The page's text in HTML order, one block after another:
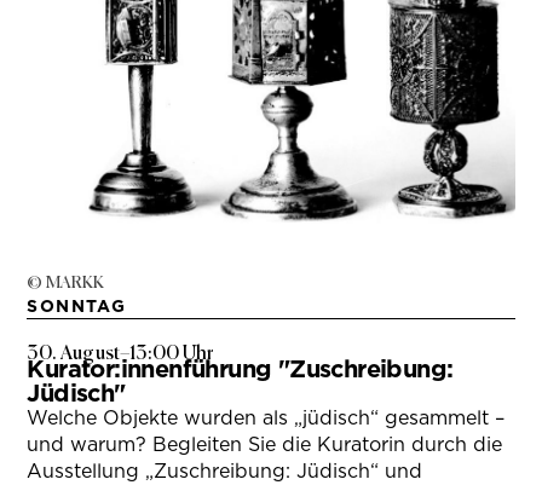
© MARKK
SONNTAG
30. August–13:00 Uhr
Kurator:innenführung "Zuschreibung:
Jüdisch"
Welche Objekte wurden als „jüdisch“ gesammelt –
und warum? Begleiten Sie die Kuratorin durch die
Ausstellung „Zuschreibung: Jüdisch“ und